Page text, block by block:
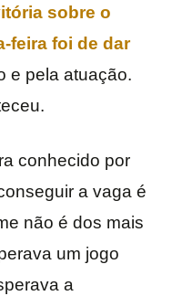
sobre o
feira foi de dar
e pela atuação.
conhecido por
a vaga é
não é dos mais
um jogo
a